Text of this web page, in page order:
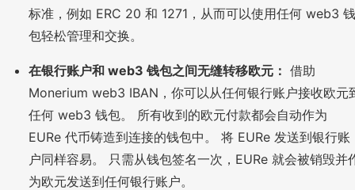
标准，例如 ERC 20 和 1271，从而可以使用任何 web3 钱
包轻松管理和交换。
在银行账户和 web3 钱包之间无缝转移欧元： 借助
Monerium web3 IBAN，你可以从任何银行账户接收欧元
任何 web3 钱包。 所有收到的欧元付款都会自动作为
EURe 代币铸造到连接的钱包中。 将 EURe 发送到银行账
户同样容易。 只需从钱包签名一次，EURe 就会被销毁并
为欧元发送到任何银行账户。